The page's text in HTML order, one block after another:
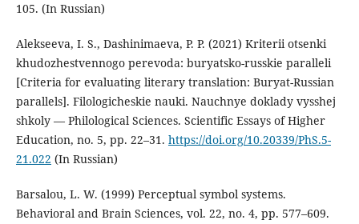
105. (In Russian)
Alekseeva, I. S., Dashinimaeva, P. P. (2021) Kriterii otsenki
khudozhestvennogo perevoda: buryatsko-russkie paralleli
[Criteria for evaluating literary translation: Buryat-Russian
parallels]. Filologicheskie nauki. Nauchnye doklady vysshej
shkoly — Philological Sciences. Scientific Essays of Higher
Education, no. 5, pp. 22–31. https://doi.org/10.20339/PhS.5-
21.022 (In Russian)
Barsalou, L. W. (1999) Perceptual symbol systems.
Behavioral and Brain Sciences, vol. 22, no. 4, pp. 577–609.